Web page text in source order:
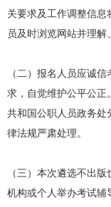
关要求及工作调整信息
员及时浏览网站并理解
（二）报名人员应诚
求，自觉维护公平公正
共和国公职人员政务处
律法规严肃处理。
（三）本次遴选不出
机构或个人举办考试辅